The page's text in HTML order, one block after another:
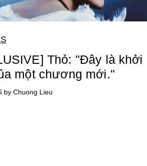
Thỏ: "Đây là khởi
một chương mới."
by Chuong Lieu